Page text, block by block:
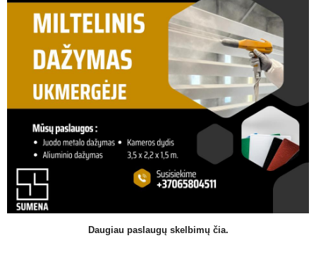
Daugiau paslaugų skelbimų čia.